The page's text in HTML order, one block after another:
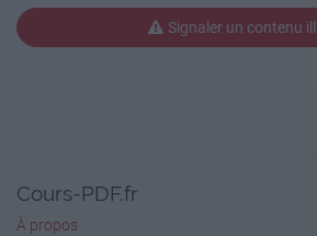
Signaler un contenu
Cours-PDF.fr
À propos